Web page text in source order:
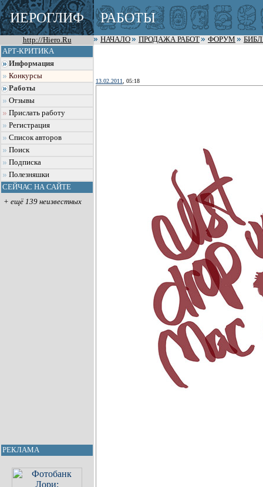
ИЕРОГЛИФ РАБОТЫ
http://Hiero.Ru НАЧАЛО ПРОДАЖА РАБОТ ФОРУМ
АРТ-КРИТИКА
Информация
Конкурсы
Работы
Отзывы
Прислать работу
Регистрация
Список авторов
Поиск
Подписка
Полезняшки
СЕЙЧАС НА САЙТЕ
+ ещё 139 неизвестных
РЕКЛАМА
13.02.2011 , 05:18